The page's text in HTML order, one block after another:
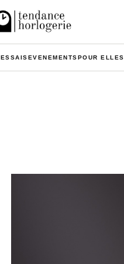
ESSAISEVENEMENTSPOUR ELLES